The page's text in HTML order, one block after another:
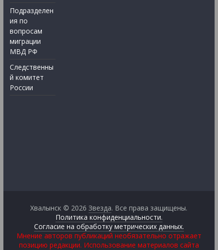
Подразделен
ия по
вопросам
миграции
МВД РФ
Следственны
й комитет
России
Хвалынск © 2026Звезда. Все права защищены.
Политика конфиденциальности.
Согласие на обработку метрических данных.
Мнение авторов публикаций необязательно отражает
позицию редакции. Использование материалов сайта